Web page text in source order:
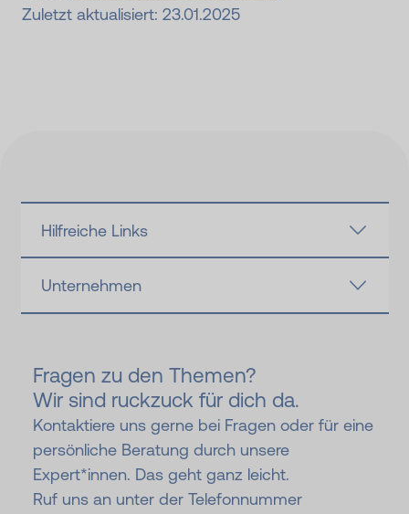
Zuletzt aktualisiert: 23.01.2025
Hilfreiche Links
Unternehmen
Fragen zu den Themen?
Wir sind ruckzuck für dich da.
Kontaktiere uns gerne bei Fragen oder für eine
persönliche Beratung durch unsere
Expert*innen. Das geht ganz leicht.
Ruf uns an unter der Telefonnummer